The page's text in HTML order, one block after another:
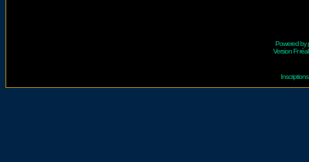
Powered by
Version Fr